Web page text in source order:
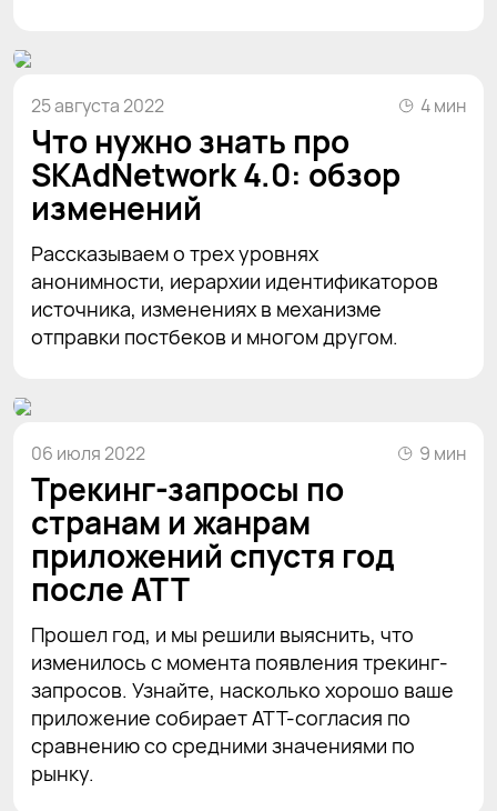
25 августа 2022 4 мин
Что нужно знать про
SKAdNetwork 4.0: обзор
изменений
Рассказываем о трех уровнях
анонимности, иерархии идентификаторов
источника, изменениях в механизме
отправки постбеков и многом другом.
06 июля 2022 9 мин
Трекинг-запросы по
странам и жанрам
приложений спустя год
после ATT
Прошел год, и мы решили выяснить, что
изменилось с момента появления трекинг-
запросов. Узнайте, насколько хорошо ваше
приложение собирает ATT-согласия по
сравнению со средними значениями по
рынку.